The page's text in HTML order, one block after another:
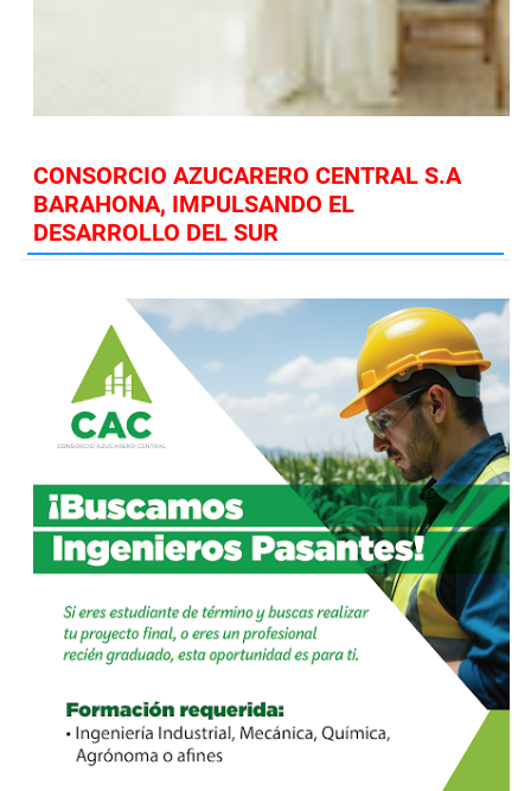
CONSORCIO AZUCARERO CENTRAL S.A
BARAHONA, IMPULSANDO EL
DESARROLLO DEL SUR